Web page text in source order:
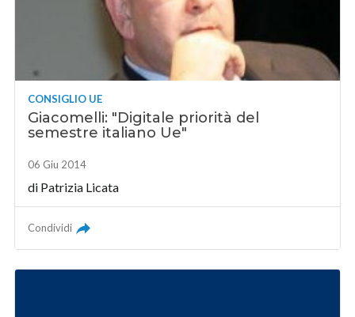
CONSIGLIO UE
Giacomelli: "Digitale priorità del
semestre italiano Ue"
06 Giu 2014
di Patrizia Licata
Condividi